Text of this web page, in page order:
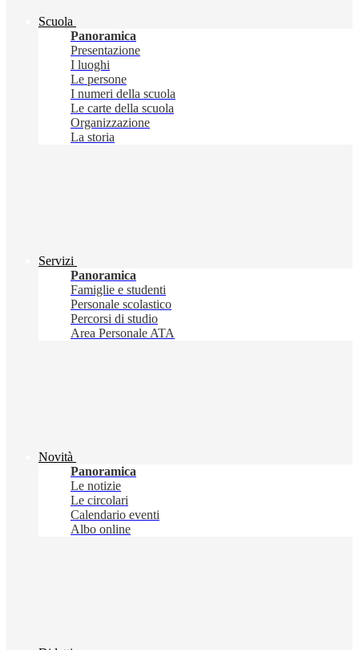
Scuola
Panoramica
Presentazione
I luoghi
Le persone
I numeri della scuola
Le carte della scuola
Organizzazione
La storia
Servizi
Panoramica
Famiglie e studenti
Personale scolastico
Percorsi di studio
Area Personale ATA
Novità
Panoramica
Le notizie
Le circolari
Calendario eventi
Albo online